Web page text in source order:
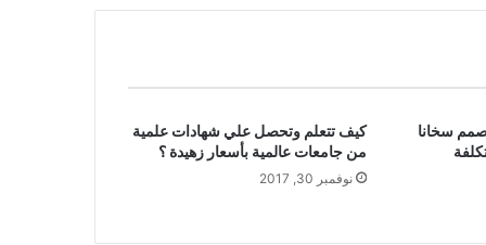
سخانا
كيف تتعلم وتحصل علي شهادات علمية
من جامعات عالمية بأسعار زهيدة ؟
نوفمبر 30, 2017